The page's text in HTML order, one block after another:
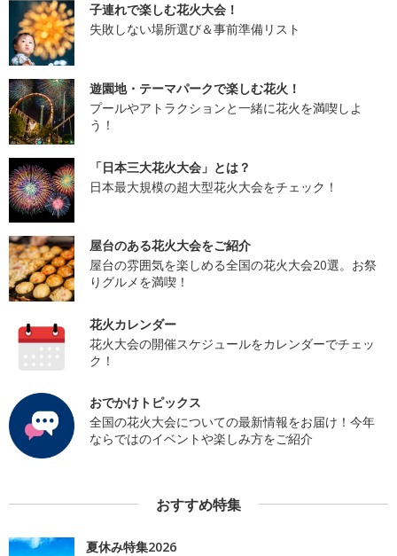
子連れで楽しむ花火大会！
失敗しない場所選び＆事前準備リスト
遊園地・テーマパークで楽しむ花火！
プールやアトラクションと一緒に花火を満喫しよ
う！
「日本三大花火大会」とは？
日本最大規模の超大型花火大会をチェック！
屋台のある花火大会をご紹介
屋台の雰囲気を楽しめる全国の花火大会20選。お祭
りグルメを満喫！
花火カレンダー
花火大会の開催スケジュールをカレンダーでチェッ
ク！
おでかけトピックス
全国の花火大会についての最新情報をお届け！今年
ならではのイベントや楽しみ方をご紹介
おすすめ特集
夏休み特集2026